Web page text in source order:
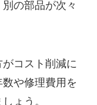
の部品が次々
コスト削減に
や修理費用を
ょう。